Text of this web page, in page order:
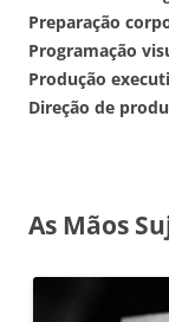
Preparação
Programação
Produção
Direção de
As Mãos